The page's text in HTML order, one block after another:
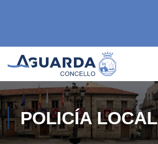
POLICÍA LOCAL